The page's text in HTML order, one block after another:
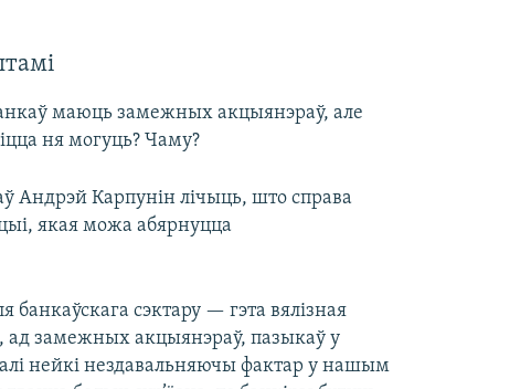
маюць замежных акцыянэраў, але
ня могуць? Чаму?
Андрэй Карпунін лічыць, што справа
якая можа абярнуцца
банкаўскага сэктару — гэта вялізная
ад замежных акцыянэраў, пазыкаў у
нейкі нездавальняючы фактар у нашым